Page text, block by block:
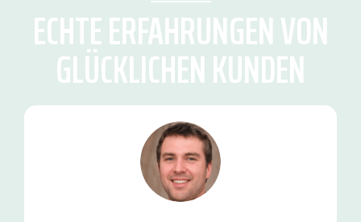
ECHTE ERFAHRUNGEN VON
GLÜCKLICHEN KUNDEN